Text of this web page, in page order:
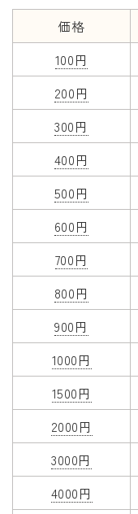
厄年計算
学びの資料
学年早見表
漢字の配当学年
価格
100円
200円
300円
400円
500円
600円
700円
800円
900円
1000円
1500円
2000円
3000円
4000円